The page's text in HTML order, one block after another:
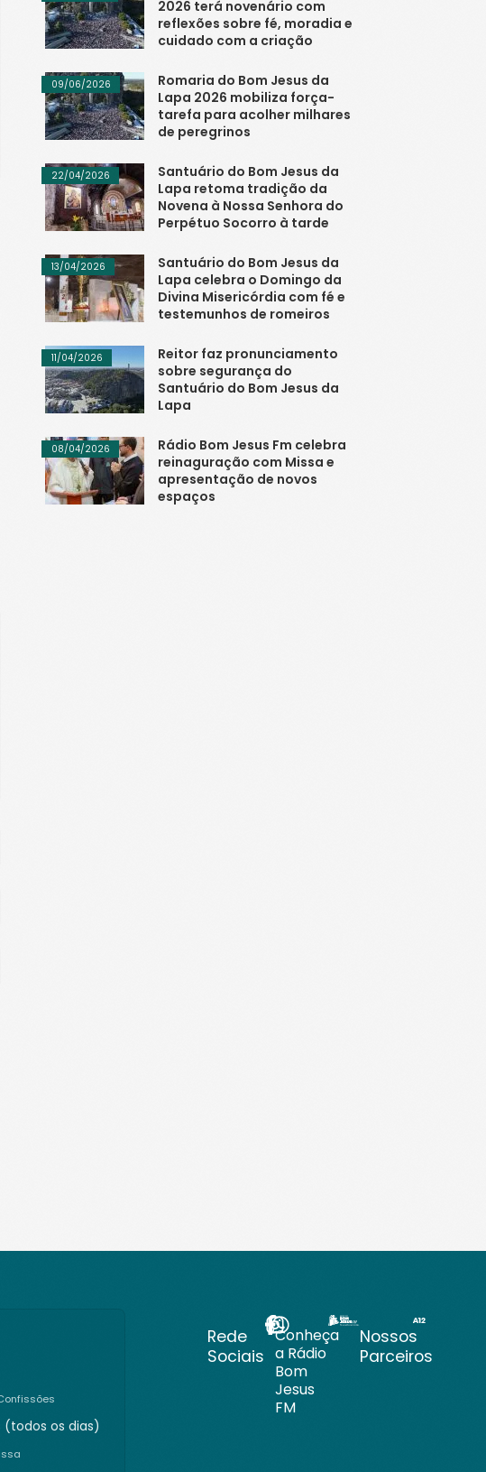
2026 terá novenário com
reflexões sobre fé, moradia e
cuidado com a criação
Romaria do Bom Jesus da
Lapa 2026 mobiliza força-
tarefa para acolher milhares
de peregrinos
09/06/2026
Santuário do Bom Jesus da
Lapa retoma tradição da
Novena à Nossa Senhora do
Perpétuo Socorro à tarde
22/04/2026
Santuário do Bom Jesus da
Lapa celebra o Domingo da
Divina Misericórdia com fé e
testemunhos de romeiros
13/04/2026
Reitor faz pronunciamento
sobre segurança do
Santuário do Bom Jesus da
Lapa
11/04/2026
Rádio Bom Jesus Fm celebra
reinaguração com Missa e
apresentação de novos
espaços
08/04/2026
(todos os dias)
Rede
Sociais
Conheça
a Rádio
Bom
Jesus
FM
Nossos
Parceiros